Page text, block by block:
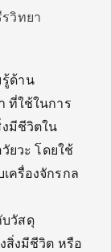
รวิทยา
รู้ด้าน
ที่ใช้ในการ
มีชีวิตใน
ยวะ โดยใช้
ครื่องจักรกล
บวัสดุ
สิ่งมีชีวิต หรือ